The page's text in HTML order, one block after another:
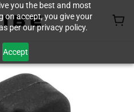
you the best and most
on accept, you give your
per our privacy policy.
Accept